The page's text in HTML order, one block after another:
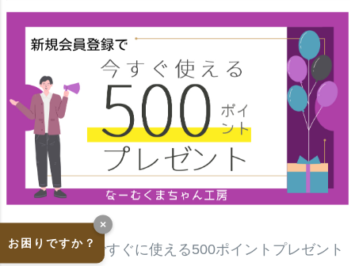
新規会員登録ですぐに使える500ポイントプレゼント
お困りですか？
×